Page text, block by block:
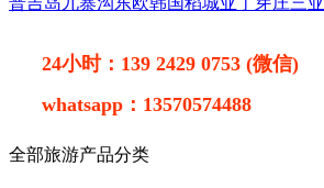
24小时： 139 2429 0753 (微信)
whatsapp： 13570574488
全部旅游产品分类